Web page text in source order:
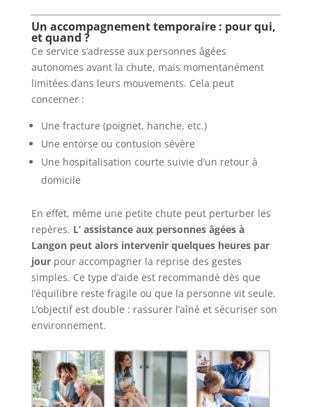
Un accompagnement temporaire : pour qui,
et quand ?
Ce service s’adresse aux personnes âgées
autonomes avant la chute, mais momentanément
limitées dans leurs mouvements. Cela peut
concerner :
Une fracture (poignet, hanche, etc.)
Une entorse ou contusion sévère
Une hospitalisation courte suivie d’un retour à
domicile
En effet, même une petite chute peut perturber les
repères. L’ assistance aux personnes âgées à
Langon peut alors intervenir quelques heures par
jourpour accompagner la reprise des gestes
simples. Ce type d’aide est recommandé dès que
l’équilibre reste fragile ou que la personne vit seule.
L’objectif est double : rassurer l’aîné et sécuriser son
environnement.